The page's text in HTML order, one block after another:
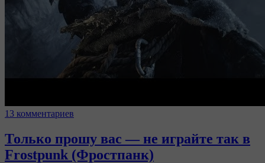
13 комментариев
Только прошу вас — не играйте так в
Frostpunk (Фростпанк)